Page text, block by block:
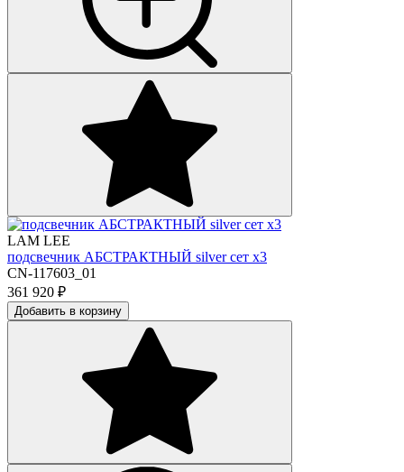
LAM LEE
подсвечник АБСТРАКТНЫЙ silver сет х3
CN-117603_01
361 920 ₽
Добавить в корзину